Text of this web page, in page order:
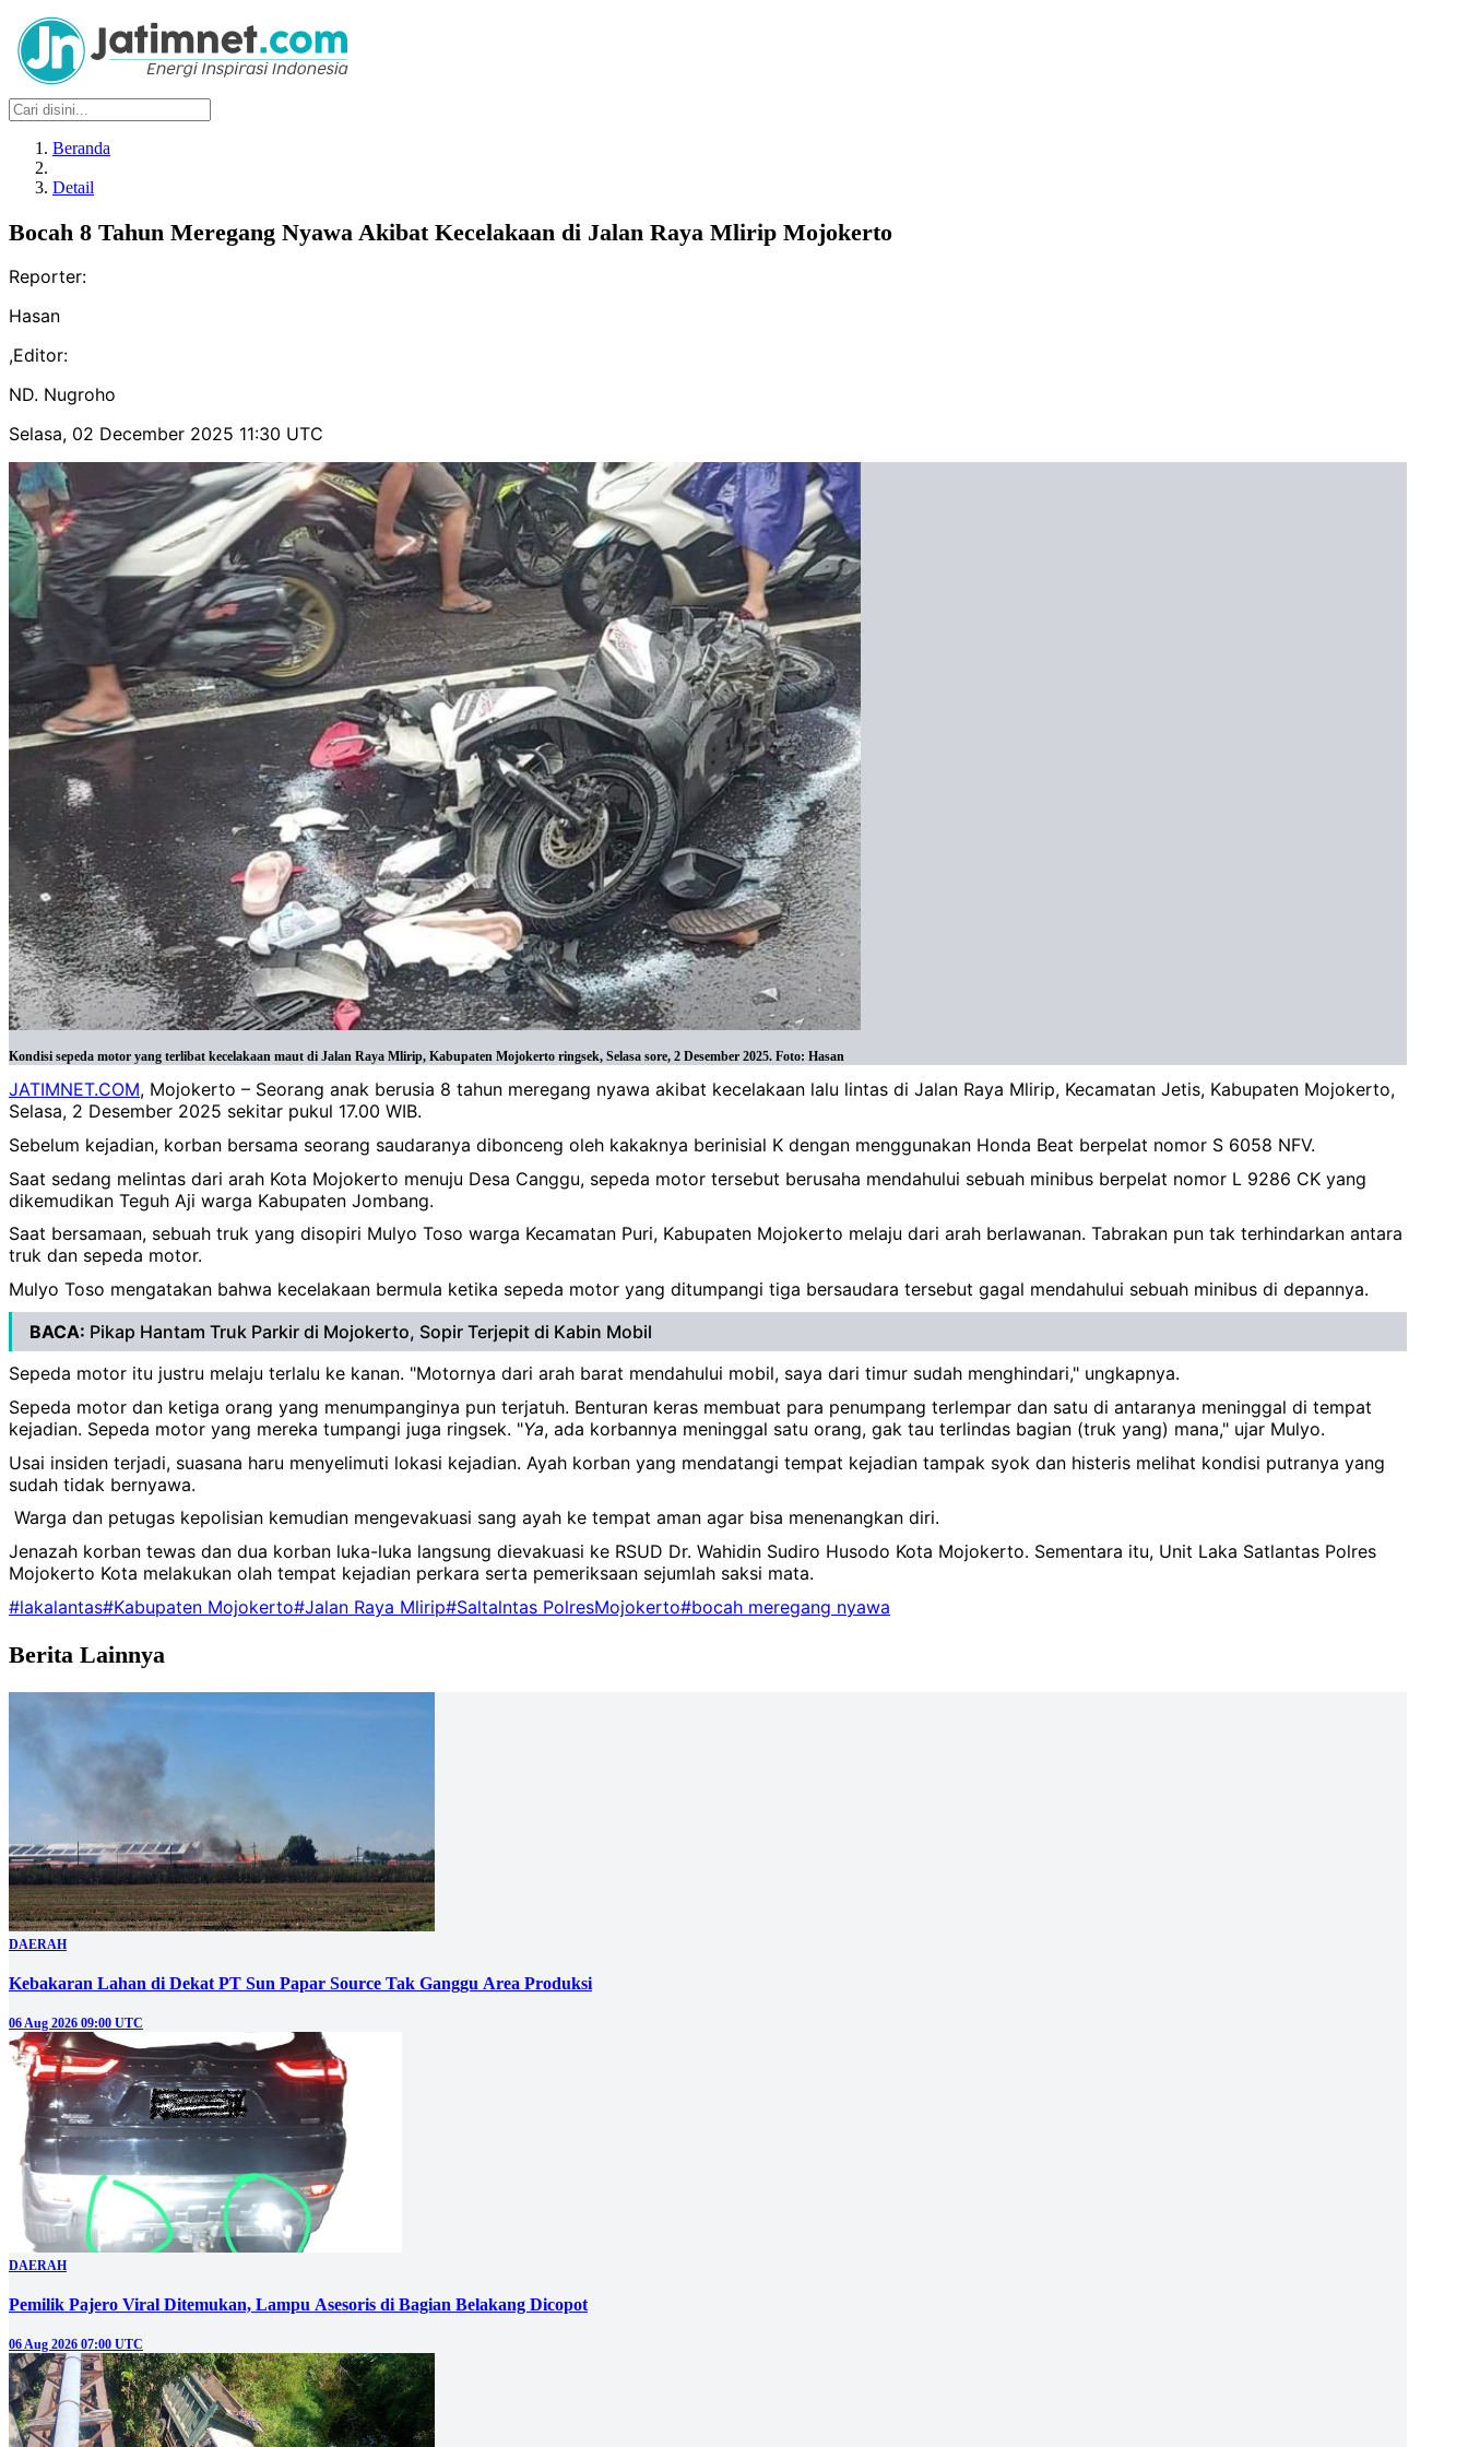
Beranda
Detail
Bocah 8 Tahun Meregang Nyawa Akibat Kecelakaan di Jalan Raya Mlirip Mojokerto
Reporter:
Hasan
,Editor:
ND. Nugroho
Selasa, 02 December 2025 11:30 UTC
Kondisi sepeda motor yang terlibat kecelakaan maut di Jalan Raya Mlirip, Kabupaten Mojokerto ringsek, Selasa sore, 2 Desember 2025. Foto: Hasan
JATIMNET.COM, Mojokerto – Seorang anak berusia 8 tahun meregang nyawa akibat kecelakaan lalu lintas di Jalan Raya Mlirip, Kecamatan Jetis, Kabupaten Mojokerto,
Selasa, 2 Desember 2025 sekitar pukul 17.00 WIB.
Sebelum kejadian, korban bersama seorang saudaranya dibonceng oleh kakaknya berinisial K dengan menggunakan Honda Beat berpelat nomor S 6058 NFV.
Saat sedang melintas dari arah Kota Mojokerto menuju Desa Canggu, sepeda motor tersebut berusaha mendahului sebuah minibus berpelat nomor L 9286 CK yang
dikemudikan Teguh Aji warga Kabupaten Jombang.
Saat bersamaan, sebuah truk yang disopiri Mulyo Toso warga Kecamatan Puri, Kabupaten Mojokerto melaju dari arah berlawanan. Tabrakan pun tak terhindarkan antara
truk dan sepeda motor.
Mulyo Toso mengatakan bahwa kecelakaan bermula ketika sepeda motor yang ditumpangi tiga bersaudara tersebut gagal mendahului sebuah minibus di depannya.
BACA: Pikap Hantam Truk Parkir di Mojokerto, Sopir Terjepit di Kabin Mobil
Sepeda motor itu justru melaju terlalu ke kanan. "Motornya dari arah barat mendahului mobil, saya dari timur sudah menghindari," ungkapnya.
Sepeda motor dan ketiga orang yang menumpanginya pun terjatuh. Benturan keras membuat para penumpang terlempar dan satu di antaranya meninggal di tempat
kejadian. Sepeda motor yang mereka tumpangi juga ringsek. "Ya, ada korbannya meninggal satu orang, gak tau terlindas bagian (truk yang) mana," ujar Mulyo.
Usai insiden terjadi, suasana haru menyelimuti lokasi kejadian. Ayah korban yang mendatangi tempat kejadian tampak syok dan histeris melihat kondisi putranya yang
sudah tidak bernyawa.
Warga dan petugas kepolisian kemudian mengevakuasi sang ayah ke tempat aman agar bisa menenangkan diri.
Jenazah korban tewas dan dua korban luka-luka langsung dievakuasi ke RSUD Dr. Wahidin Sudiro Husodo Kota Mojokerto. Sementara itu, Unit Laka Satlantas Polres
Mojokerto Kota melakukan olah tempat kejadian perkara serta pemeriksaan sejumlah saksi mata.
#lakalantas#Kabupaten Mojokerto#Jalan Raya Mlirip#Saltalntas PolresMojokerto#bocah meregang nyawa
Berita Lainnya
DAERAH
Kebakaran Lahan di Dekat PT Sun Papar Source Tak Ganggu Area Produksi
06 Aug 2026 09:00 UTC
DAERAH
Pemilik Pajero Viral Ditemukan, Lampu Asesoris di Bagian Belakang Dicopot
06 Aug 2026 07:00 UTC